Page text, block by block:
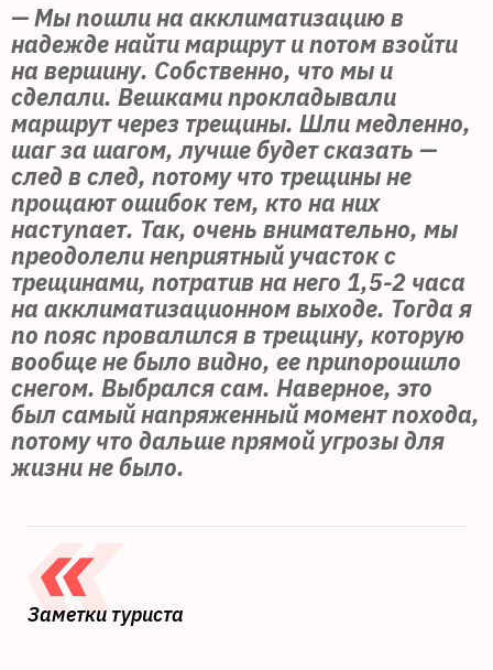
— Мы пошли на акклиматизацию в
надежде найти маршрут и потом взойти
на вершину. Собственно, что мы и
сделали. Вешками прокладывали
маршрут через трещины. Шли медленно,
шаг за шагом, лучше будет сказать —
след в след, потому что трещины не
прощают ошибок тем, кто на них
наступает. Так, очень внимательно, мы
преодолели неприятный участок с
трещинами, потратив на него 1,5-2 часа
на акклиматизационном выходе. Тогда я
по пояс провалился в трещину, которую
вообще не было видно, ее припорошило
снегом. Выбрался сам. Наверное, это
был самый напряженный момент похода,
потому что дальше прямой угрозы для
жизни не было.
Заметки туриста